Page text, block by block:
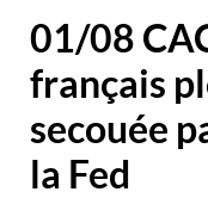
01/08
français
secouée
la Fed